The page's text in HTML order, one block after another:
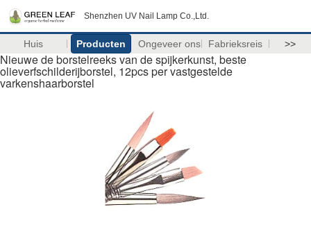
Shenzhen UV Nail Lamp Co.,Ltd.
Huis Producten Ongeveer ons Fabrieksreis >>
Nieuwe de borstelreeks van de spijkerkunst, beste
olieverfschilderijborstel, 12pcs per vastgestelde
varkenshaarborstel